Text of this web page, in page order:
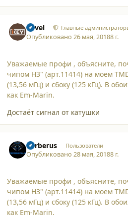
Pavel Главные
Опубликовано26 мая, 20188 г.
Уважаемые профи , объясните,
чипом Н3" (арт.11414) на моем
(13,56 мГц) и сбоку (125 кГц). В
как Em-Marin.
Достаёт сигнал от катушки
Cerberus Пользователи
Опубликовано28 мая, 20188 г.
Уважаемые профи , объясните,
чипом Н3" (арт.11414) на моем
(13,56 мГц) и сбоку (125 кГц). В
как Em-Marin.